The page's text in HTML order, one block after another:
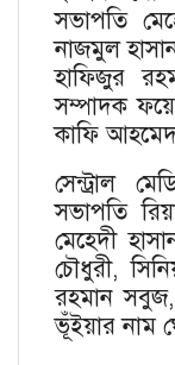
সভাপতি
নাজমুল
হাফিজুর
সম্পাদক
কাফি
সেন্ট্রাল
সভাপতি
মেহেদী
চৌধুরী,
রহমান সবুজ,
ভূঁইয়ার নাম